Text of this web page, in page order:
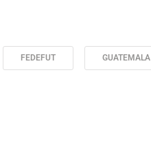
FEDEFUT GUATEMALA